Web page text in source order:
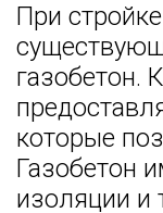
При
газобетон.
которые
Газобетон
изоляции и